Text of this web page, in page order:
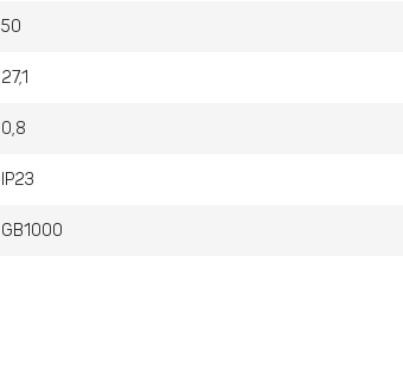
50
27,1
0,8
IP23
GB1000